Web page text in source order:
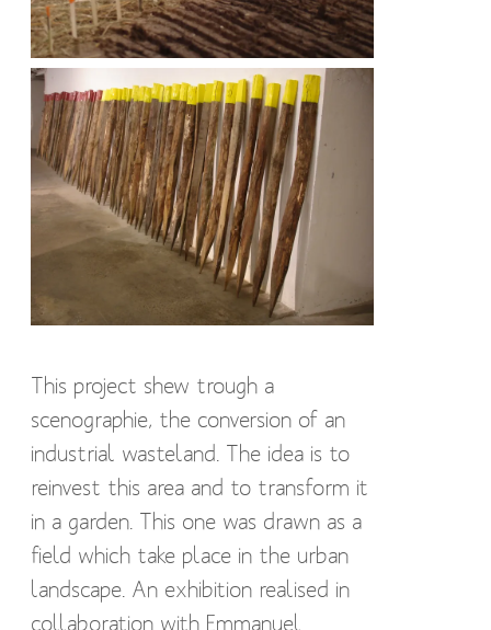
This project shew trough a
scenographie, the conversion of an
industrial wasteland. The idea is to
reinvest this area and to transform it
in a garden. This one was drawn as a
field which take place in the urban
landscape. An exhibition realised in
collaboration with Emmanuel